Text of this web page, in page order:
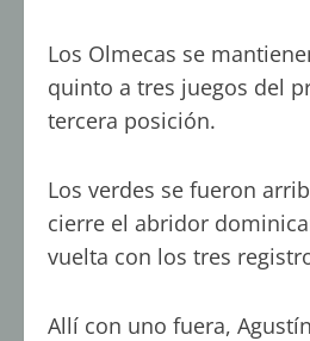
Los Olmecas se
quinto a tres juegos del
tercera posición.
Los verdes se fueron
cierre el abridor
vuelta con los tres
Allí con uno fuera,